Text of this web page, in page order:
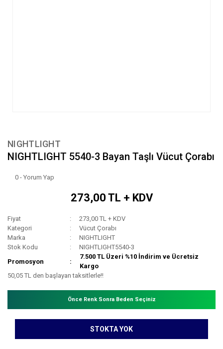
NIGHTLIGHT
NIGHTLIGHT 5540-3 Bayan Taşlı Vücut Çorabı
0 - Yorum Yap
273,00 TL + KDV
Fiyat
273,00 TL + KDV
Kategori
Vücut Çorabı
Marka
NIGHTLIGHT
Stok Kodu
NIGHTLIGHT5540-3
Promosyon
7.500 TL Üzeri %10 İndirim ve Ücretsiz
Kargo
50,05 TL den başlayan taksitlerle!!
Önce Renk Sonra Beden Seçiniz
STOKTA YOK